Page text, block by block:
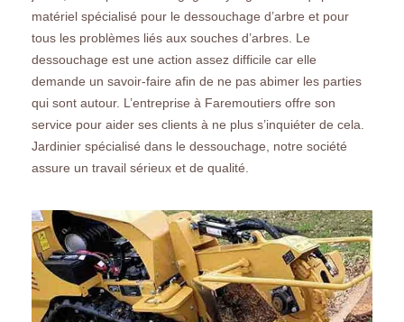
matériel spécialisé pour le dessouchage d’arbre et pour
tous les problèmes liés aux souches d’arbres. Le
dessouchage est une action assez difficile car elle
demande un savoir-faire afin de ne pas abimer les parties
qui sont autour. L’entreprise à Faremoutiers offre son
service pour aider ses clients à ne plus s’inquiéter de cela.
Jardinier spécialisé dans le dessouchage, notre société
assure un travail sérieux et de qualité.